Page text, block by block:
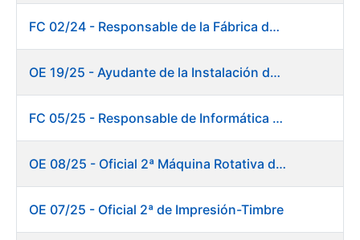
FC 02/24 - Responsable de la Fábrica de Papel (Burgos)
OE 19/25 - Ayudante de la Instalación de Preparación de Pastas. Fábrica de Papel
FC 05/25 - Responsable de Informática de Sistemas y Atención a Usuarios
OE 08/25 - Oficial 2ª Máquina Rotativa de Sellos
OE 07/25 - Oficial 2ª de Impresión-Timbre